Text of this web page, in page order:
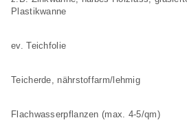
Plastikwanne
ev. Teichfolie
Teicherde, nährstoffarm/lehmig
Flachwasserpflanzen (max. 4-5/qm)